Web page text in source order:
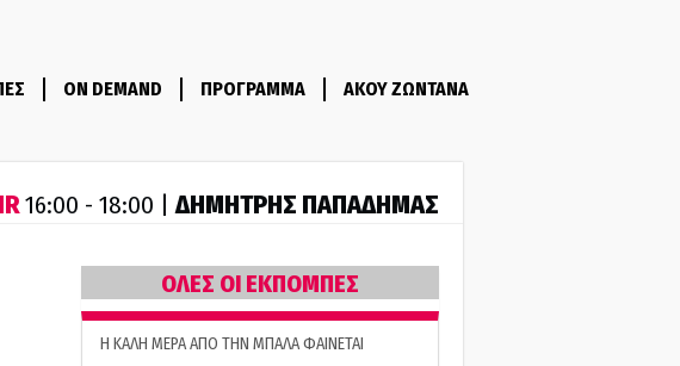
ON DEMAND ΠΡΟΓΡΑΜΜΑ ΑΚΟΥ ΖΩΝΤΑΝΑ
16:00 - 18:00 |ΔΗΜΗΤΡΗΣ ΠΑΠΑΔΗΜΑΣ
ΟΛΕΣ ΟΙ ΕΚΠΟΜΠΕΣ
H ΚΑΛΗ ΜΕΡΑ ΑΠΟ ΤΗΝ ΜΠΑΛΑ ΦΑΙΝΕΤΑΙ